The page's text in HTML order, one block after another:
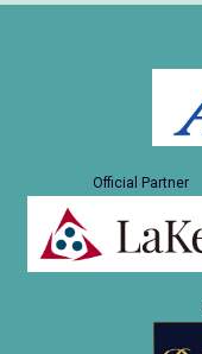
Official Partner